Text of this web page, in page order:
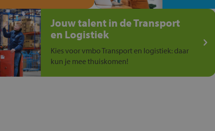
Jouw talent in de Transport
en Logistiek
Kies voor vmbo Transport en logistiek: daar
kun je mee thuiskomen!